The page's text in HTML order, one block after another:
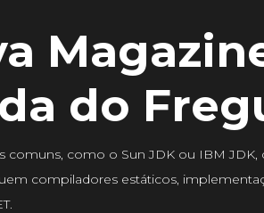
do
comuns, como o Sun JDK ou IBM
compiladores estáticos,